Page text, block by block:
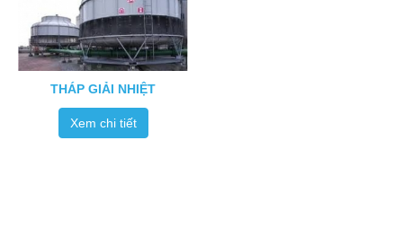
THÁP GIẢI NHIỆT
Xem chi tiết